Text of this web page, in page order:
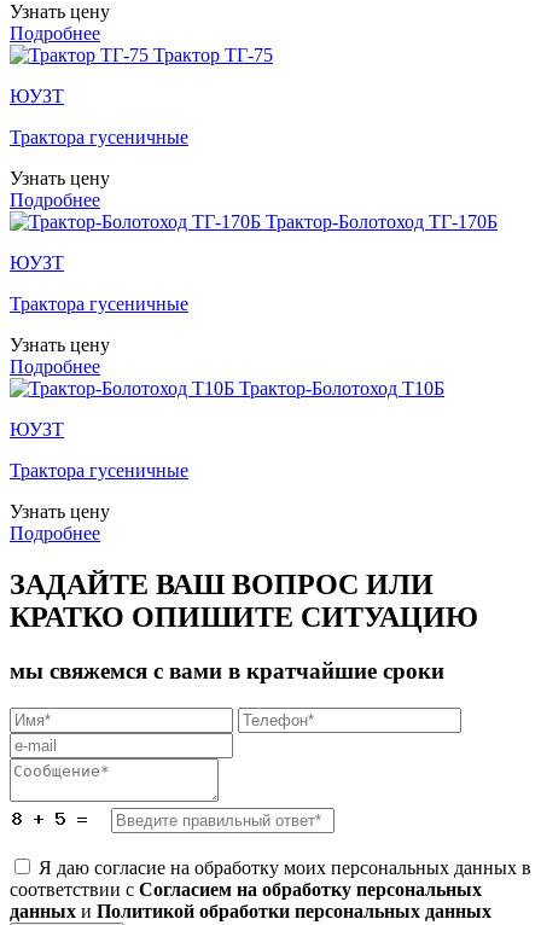
Узнать цену
Подробнее
Трактор ТГ-75
ЮУЗТ
Трактора гусеничные
Узнать цену
Подробнее
Трактор-Болотоход ТГ-170Б
ЮУЗТ
Трактора гусеничные
Узнать цену
Подробнее
Трактор-Болотоход Т10Б
ЮУЗТ
Трактора гусеничные
Узнать цену
Подробнее
ЗАДАЙТЕ ВАШ ВОПРОС ИЛИ
КРАТКО ОПИШИТЕ СИТУАЦИЮ
мы свяжемся с вами в кратчайшие сроки
Я даю согласие на обработку моих персональных данных в
соответствии с Согласием на обработку персональных
данных и Политикой обработки персональных данных